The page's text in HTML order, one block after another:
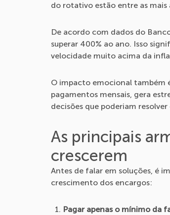
do rotativo estão entre as
De acordo com dados do
superar 400% ao ano. Isso
velocidade muito acima da
O impacto emocional também
pagamentos mensais, gera
decisões que poderiam
As principais
crescerem
Antes de falar em soluções, é
crescimento dos encargos:
Pagar apenas o mínimo da